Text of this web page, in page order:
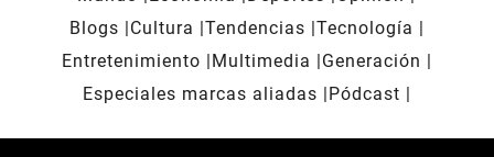
Blogs
Cultura Tendencias Tecnología
Entretenimiento
Multimedia
Generación
Especiales marcas aliadas
Pódcast